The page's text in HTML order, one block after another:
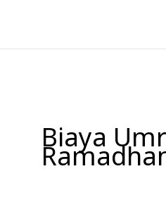
konten
Biaya